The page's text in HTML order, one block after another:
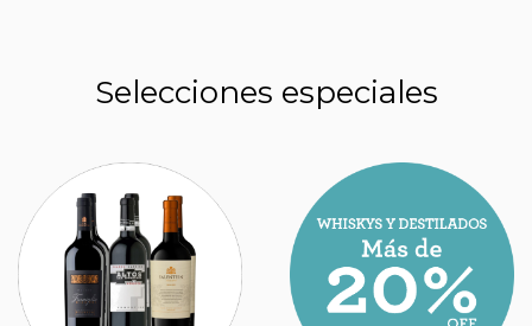
COMO EL MEJOR VINO ARGENTINO EN UN
CONCURSO INTERNACIONAL
Selecciones especiales